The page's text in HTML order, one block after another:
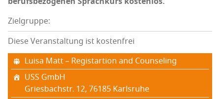
Zielgruppe:
Diese Veranstaltung ist kostenfrei
Lui­sa Matt – Registar­ti­on and Counseling
USS GmbH
Gries­bach­str. 12, 76185 Karls­ru­he